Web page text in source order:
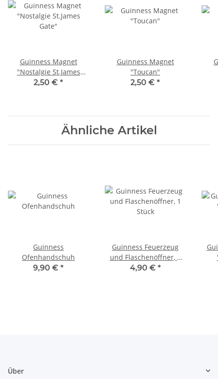
Guinness Magnet
"Nostalgie St.James
Gate"
2,50 € *
Guinness Magnet
"Toucan"
2,50 € *
Ähnliche Artikel
Guinness
Ofenhandschuh
9,90 € *
Guinness Feuerzeug
und Flaschenöffner, 1
Stück
4,90 € *
Über